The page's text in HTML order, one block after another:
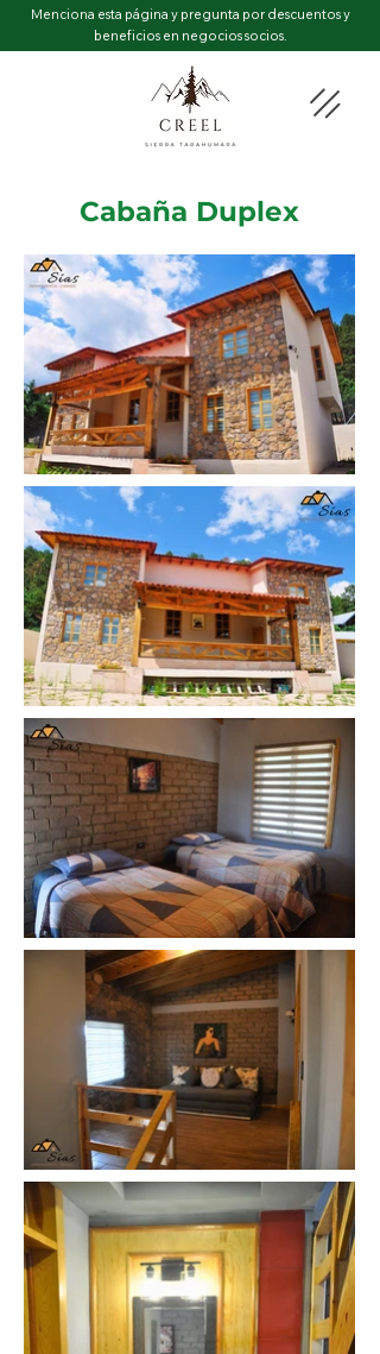
Menciona esta página y pregunta por descuentos y
beneficios en negocios socios.
Cabaña Duplex